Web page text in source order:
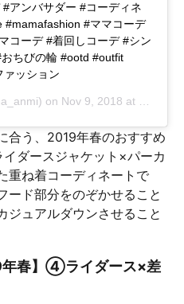
アンバサダー #コーディネ
#mamafashion #ママコーデ
コーデ #着回しコーデ #シン
ちびの輪 #ootd #outfit
ッション
on Nov 9, 2018 at 12:31am PST
合う、2019年春のおすすめ
ダースジャケット×パーカ
重ね着コーディネートで
ード部分をのぞかせること
ジュアルダウンさせること
年春】④ライダース×差